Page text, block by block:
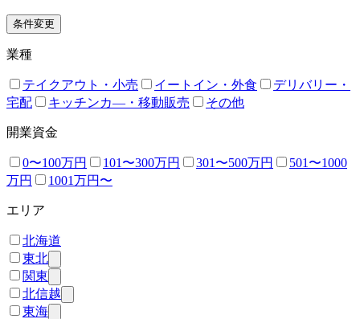
条件変更
業種
テイクアウト・小売 イートイン・外食
デリバリー・
宅配
キッチンカ―・移動販売 その他
開業資金
0〜100万円 101〜300万円 301〜500万円
501〜1000
万円
1001万円〜
エリア
北海道
東北
関東
北信越
東海